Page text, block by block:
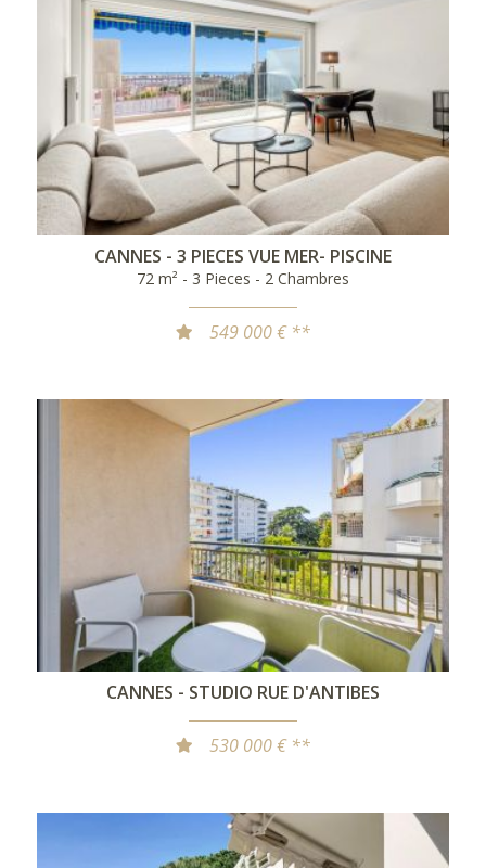
CANNES - 3 PIECES VUE MER- PISCINE
72 m² - 3 Pieces - 2 Chambres
549 000 € **
CANNES - STUDIO RUE D'ANTIBES
530 000 € **